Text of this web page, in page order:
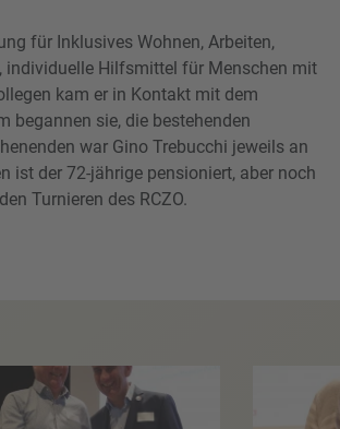
für Inklusives Wohnen, Arbeiten,
individuelle Hilfsmittel für Menschen mit
kam er in Kontakt mit dem
begannen sie, die bestehenden
war Gino Trebucchi jeweils an
ist der 72-jährige pensioniert, aber noch
Turnieren des RCZO.